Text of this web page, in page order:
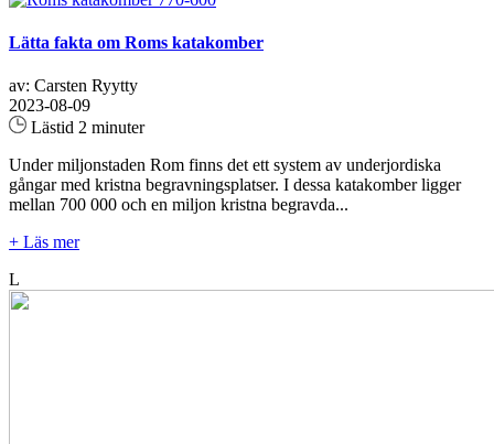
Lätta fakta om Roms katakomber
av: Carsten Ryytty
2023-08-09
Lästid 2 minuter
Under miljonstaden Rom finns det ett system av underjordiska
gångar med kristna begravningsplatser. I dessa katakomber ligger
mellan 700 000 och en miljon kristna begravda...
+ Läs mer
L